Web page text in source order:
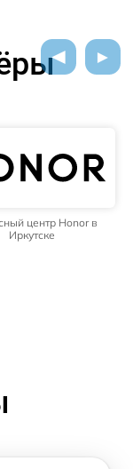
центр Honor в
Иркутске